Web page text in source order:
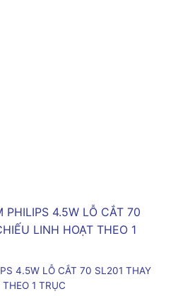
4.5W LỖ CẮT 70 SL201 THAY
1 TRỤC